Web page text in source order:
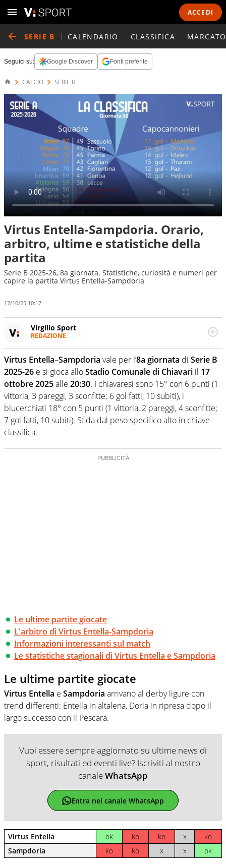
ACCEDI
SERIE B CALENDARIO CLASSIFICA
Seguici su: Google Discover Fonti preferite
CALCIO SERIE B
Virtus Entella-Sampdoria. Orario,
arbitro, ultime e statistiche della
partita
Serie B 2025-26, 8a giornata. Statistiche, curiosità e numeri per
capire la partita Virtus Entella-Sampdoria
17/10/25 10:17
Virgilio Sport
REDAZIONE
appassionato su tutto il mondo dello sport. Calcio,
calciomercato, F1, Motomondiale ma anche tennis,
volley, basket: su Virgilio Sport i tifosi e gli appassionati
sanno che troveranno sempre copertura completa e
zero faziosità. La squadra di Virgilio Sport è formata da
giornalisti ed esperti di sport abili sia nel gioco di
rimessa quando intercettano le notizie e le rilanciano
verso la rete, sia nella costruzione dal basso quando
creano contenuti 100% originali ed esclusivi.
Virtus Entella–Sampdoria vale per l’8a giornata di Serie B
2025-26 e si gioca alloStadio Comunale di Chiavari il 17
ottobre 2025alle 20:30. I chiavaresi sono 15° con 6 punti (1
vittoria, 3 pareggi, 3 sconfitte; 6 gol fatti, 10 subiti), i
blucerchiati 18° con 5 punti (1 vittoria, 2 pareggi, 4 sconfitte;
7 gol fatti, 10 subiti). Sfida dal peso specifico alto in chiave
classifica.
Le ultime partite giocate
L'arbitro di Virtus Entella-Sampdoria
Informazioni interessanti sul match
Le statistiche stagionali di Virtus Entella e Sampdoria
Le ultime partite giocate
Virtus Entella e Sampdoria arrivano al derby ligure con
trend differenti: Entella in altalena, Doria in ripresa dopo il
largo successo con il Pescara.
Vuoi essere sempre aggiornato su ultime news di
sport, risultati ed eventi live? Iscriviti al nostro
canaleWhatsApp
Entra nel canale WhatsApp
Virtus Entella ok ko ko x
ko
Sampdoria
ko ko x x ok